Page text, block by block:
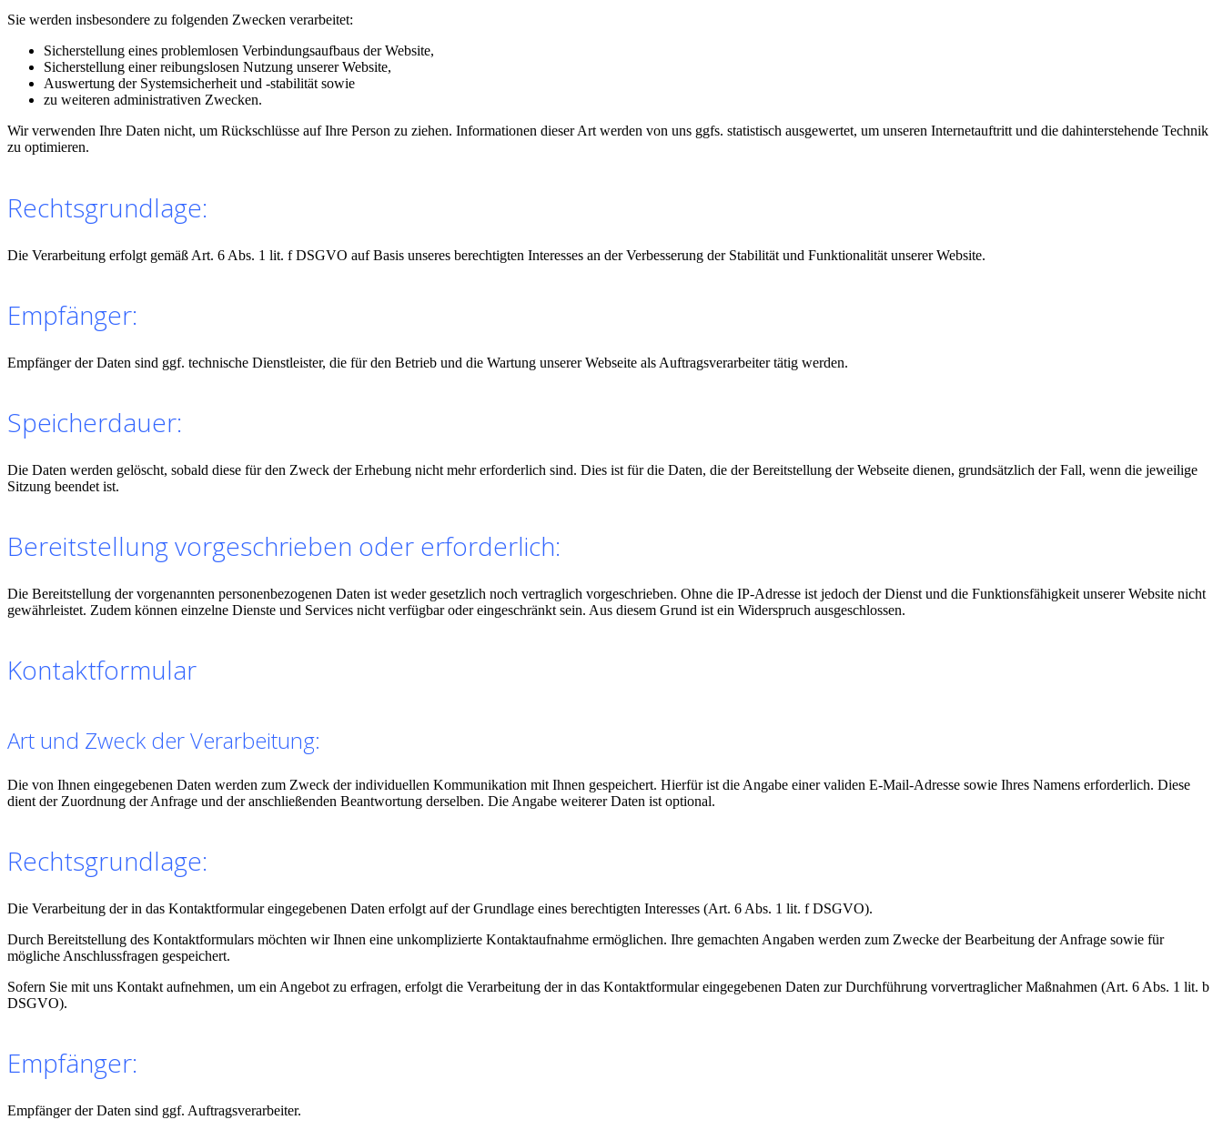
Sie werden insbesondere zu folgenden Zwecken verarbeitet:
Sicherstellung eines problemlosen Verbindungsaufbaus der Website,
Sicherstellung einer reibungslosen Nutzung unserer Website,
Auswertung der Systemsicherheit und -stabilität sowie
zu weiteren administrativen Zwecken.
Wir verwenden Ihre Daten nicht, um Rückschlüsse auf Ihre Person zu ziehen. Informationen dieser Art werden von uns ggfs. statistisch ausgewertet, um unseren Internetauftritt und die dahinterstehende Technik
zu optimieren.
Rechtsgrundlage:
Die Verarbeitung erfolgt gemäß Art. 6 Abs. 1 lit. f DSGVO auf Basis unseres berechtigten Interesses an der Verbesserung der Stabilität und Funktionalität unserer Website.
Empfänger:
Empfänger der Daten sind ggf. technische Dienstleister, die für den Betrieb und die Wartung unserer Webseite als Auftragsverarbeiter tätig werden.
Speicherdauer:
Die Daten werden gelöscht, sobald diese für den Zweck der Erhebung nicht mehr erforderlich sind. Dies ist für die Daten, die der Bereitstellung der Webseite dienen, grundsätzlich der Fall, wenn die jeweilige
Sitzung beendet ist.
Bereitstellung vorgeschrieben oder erforderlich:
Die Bereitstellung der vorgenannten personenbezogenen Daten ist weder gesetzlich noch vertraglich vorgeschrieben. Ohne die IP-Adresse ist jedoch der Dienst und die Funktionsfähigkeit unserer Website nicht
gewährleistet. Zudem können einzelne Dienste und Services nicht verfügbar oder eingeschränkt sein. Aus diesem Grund ist ein Widerspruch ausgeschlossen.
Kontaktformular
Art und Zweck der Verarbeitung:
Die von Ihnen eingegebenen Daten werden zum Zweck der individuellen Kommunikation mit Ihnen gespeichert. Hierfür ist die Angabe einer validen E-Mail-Adresse sowie Ihres Namens erforderlich. Diese
dient der Zuordnung der Anfrage und der anschließenden Beantwortung derselben. Die Angabe weiterer Daten ist optional.
Rechtsgrundlage:
Die Verarbeitung der in das Kontaktformular eingegebenen Daten erfolgt auf der Grundlage eines berechtigten Interesses (Art. 6 Abs. 1 lit. f DSGVO).
Durch Bereitstellung des Kontaktformulars möchten wir Ihnen eine unkomplizierte Kontaktaufnahme ermöglichen. Ihre gemachten Angaben werden zum Zwecke der Bearbeitung der Anfrage sowie für
mögliche Anschlussfragen gespeichert.
Sofern Sie mit uns Kontakt aufnehmen, um ein Angebot zu erfragen, erfolgt die Verarbeitung der in das Kontaktformular eingegebenen Daten zur Durchführung vorvertraglicher Maßnahmen (Art. 6 Abs. 1 lit. b
DSGVO).
Empfänger:
Empfänger der Daten sind ggf. Auftragsverarbeiter.